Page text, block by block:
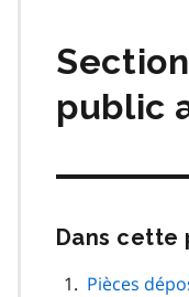
public
Dans cette
Pièces